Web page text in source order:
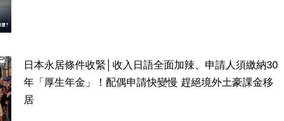
日本永居條件收緊│收入日語全面加辣、申請人須繳納30
年「厚生年金」！配偶申請快變慢 趕絕境外土豪課金移
居